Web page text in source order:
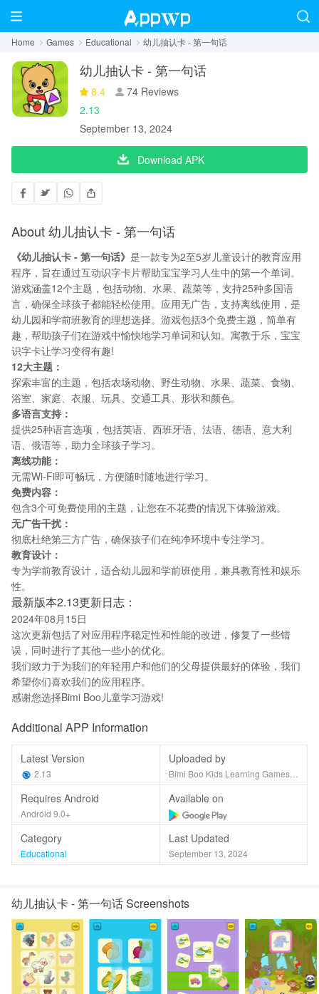
Home Games Educational 幼儿抽认卡 - 第一句话
幼儿抽认卡 - 第一句话
8.4
74 Reviews
2.13
September 13, 2024
Download APK
About 幼儿抽认卡 - 第一句话
《幼儿抽认卡 - 第一句话》 是一款专为2至5岁儿童设计的教育应用
程序，旨在通过互动识字卡片帮助宝宝学习人生中的第一个单词。
游戏涵盖12个主题，包括动物、水果、蔬菜等，支持25种多国语
言，确保全球孩子都能轻松使用。应用无广告，支持离线使用，是
幼儿园和学前班教育的理想选择。游戏包括3个免费主题，简单有
趣，帮助孩子们在游戏中愉快地学习单词和认知。寓教于乐，宝宝
识字卡让学习变得有趣!
12大主题：
探索丰富的主题，包括农场动物、野生动物、水果、蔬菜、食物、
浴室、家庭、衣服、玩具、交通工具、形状和颜色。
多语言支持：
提供25种语言选项，包括英语、西班牙语、法语、德语、意大利
语、俄语等，助力全球孩子学习。
离线功能：
无需Wi-Fi即可畅玩，方便随时随地进行学习。
免费内容：
包含3个可免费使用的主题，让您在不花费的情况下体验游戏。
无广告干扰：
彻底杜绝第三方广告，确保孩子们在纯净环境中专注学习。
教育设计：
专为学前教育设计，适合幼儿园和学前班使用，兼具教育性和娱乐
性。
最新版本2.13更新日志：
2024年08月15日
这次更新包括了对应用程序稳定性和性能的改进，修复了一些错
误，同时进行了其他一些小的优化。
我们致力于为我们的年轻用户和他们的父母提供最好的体验，我们
希望你们喜欢我们的应用程序。
感谢您选择Bimi Boo儿童学习游戏!
Additional APP Information
Latest Version
2.13
Uploaded by
Bimi Boo Kids Learning Games for Toddlers FZ-LLC
Requires Android
Android 9.0+
Available on
Category
Educational
Last Updated
September 13, 2024
幼儿抽认卡 - 第一句话 Screenshots